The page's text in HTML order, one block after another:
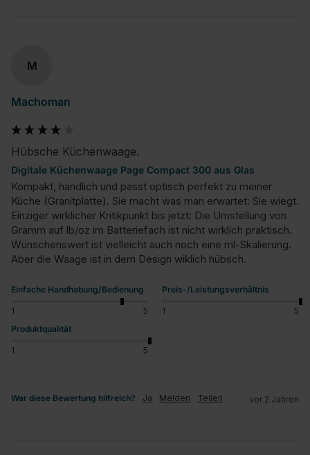
M
Machoman
Hübsche Küchenwaage.
Digitale Küchenwaage Page Compact 300 aus Glas
Kompakt, handlich und passt optisch perfekt zu meiner
Küche (Granitplatte). Sie macht was man erwartet: Sie wiegt.
Einziger wirklicher Kritikpunkt bis jetzt: Die Umstellung von
Gramm auf lb/oz im Batteriefach ist nicht wirklich praktisch.
Wünschenswert ist vielleicht auch noch eine ml-Skalierung.
Aber die Waage ist in dem Design wiklich hübsch.
Einfache Handhabung/Bedienung
1 5
Preis-/Leistungsverhältnis
1
5
Produktqualität
1 5
War diese Bewertung hilfreich? Ja Melden Teilen vor 2 Jahren